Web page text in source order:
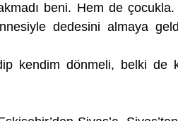
beni. Hem de
dedesini almaya
kendim dönmeli, belki de